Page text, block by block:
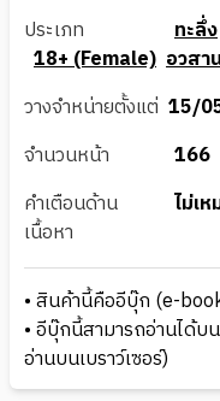
ประเภท
ทะลึ่ง
18+ (Female) อวสา
วางจำหน่ายตั้งแต่ 15/
จำนวนหน้า
166
คำเตือนด้าน
เนื้อหา
ไม่เ
• สินค้านี้คืออีบุ๊ก (e-
• อีบุ๊กนี้สามารถอ่านได้บ
อ่านบนเบราว์เซอร์)